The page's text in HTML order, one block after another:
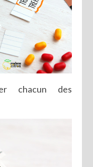
chacun des